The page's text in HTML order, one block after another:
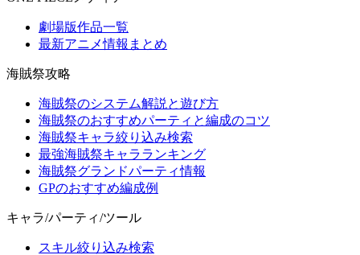
劇場版作品一覧
最新アニメ情報まとめ
海賊祭攻略
海賊祭のシステム解説と遊び方
海賊祭のおすすめパーティと編成のコツ
海賊祭キャラ絞り込み検索
最強海賊祭キャラランキング
海賊祭グランドパーティ情報
GPのおすすめ編成例
キャラ/パーティ/ツール
スキル絞り込み検索